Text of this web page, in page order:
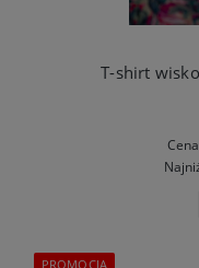
T-shirt
PROMOCJA